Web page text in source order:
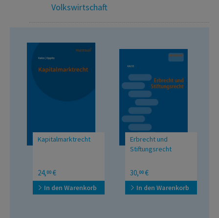
Volkswirtschaft
Kapitalmarktrecht
24,00 €
In den Warenkorb
Erbrecht und
Stiftungsrecht
30,00 €
In den Warenkorb